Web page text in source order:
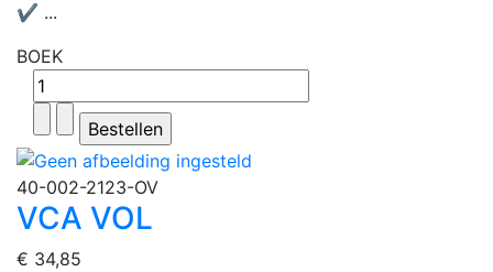
✔ ...
BOEK
40-002-2123-OV
VCA VOL
€ 34,85